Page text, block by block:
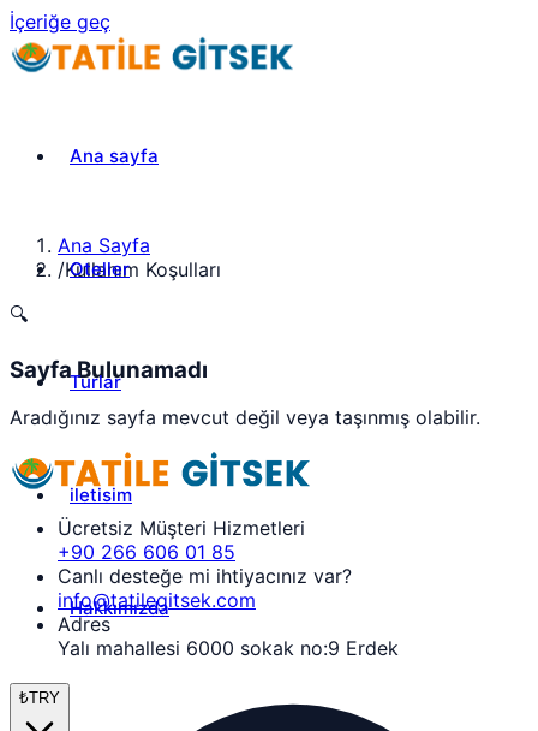
İçeriğe geç
Ana sayfa
Oteller
Turlar
iletisim
Hakkımızda
₺TRY
Ana Sayfa
/Kullanım Koşulları
🔍
Sayfa Bulunamadı
Aradığınız sayfa mevcut değil veya taşınmış olabilir.
Ücretsiz Müşteri Hizmetleri
+90 266 606 01 85
Canlı desteğe mi ihtiyacınız var?
info@tatilegitsek.com
Adres
Yalı mahallesi 6000 sokak no:9 Erdek